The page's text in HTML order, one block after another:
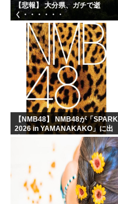
【悲報】 大分県、ガチで逝
く・・・・・・
【NMB48】 NMB48が「SPARK
2026 in YAMANAKAKO」に出